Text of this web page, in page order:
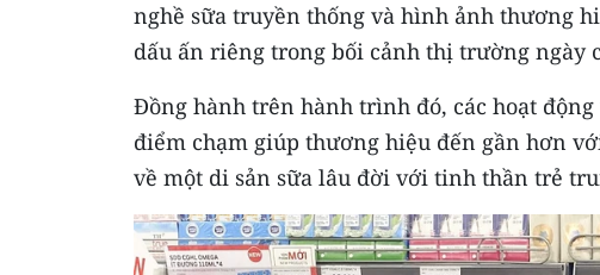
nghề sữa truyền thống và hình ảnh thương
dấu ấn riêng trong bối cảnh thị trường ngày
Đồng hành trên hành trình đó, các hoạt
điểm chạm giúp thương hiệu đến gần hơn
về một di sản sữa lâu đời với tinh thần trẻ